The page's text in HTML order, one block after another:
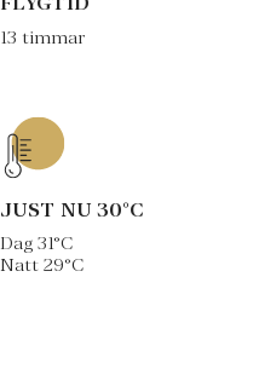
13 timmar
JUST NU 30°C
Dag 31°C
Natt 29°C